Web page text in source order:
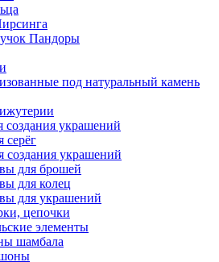
Пандоры
под натуральный камень
создания украшений
серёг
создания украшений
для брошей
для колец
для украшений
цепочки
элементы
шамбала